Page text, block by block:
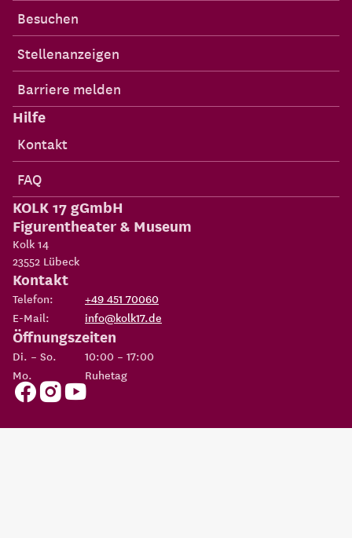
Besuchen
Stellenanzeigen
Barriere melden
Hilfe
Kontakt
FAQ
KOLK 17 gGmbH
Figurentheater & Museum
Kolk 14
23552 Lübeck
Kontakt
Telefon:
+49 451 70060
E-Mail:
info@kolk17.de
Öffnungszeiten
Di. – So.
10:00 – 17:00
Mo.
Ruhetag